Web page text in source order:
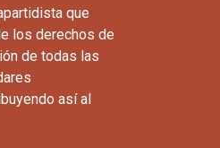
que
los derechos de
de todas las
así al